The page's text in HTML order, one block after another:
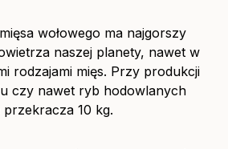
wołowego ma najgorszy
naszej planety, nawet w
rodzajami mięs. Przy produkcji
czy nawet ryb hodowlanych
10 kg.